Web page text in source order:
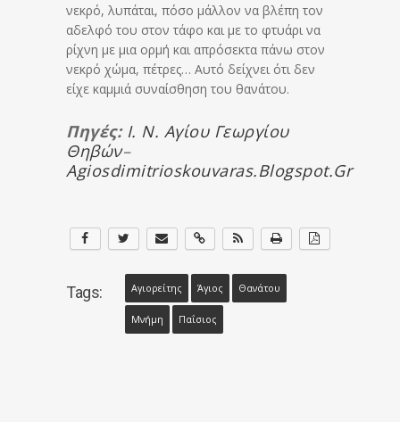
νεκρό, λυπάται, πόσο μάλλον να βλέπη τον
αδελφό του στον τάφο και με το φτυάρι να
ρίχνη με μια ορμή και απρόσεκτα πάνω στον
νεκρό χώμα, πέτρες… Αυτό δείχνει ότι δεν
είχε καμμιά συναίσθηση του θανάτου.
Πηγές: Ι. Ν. Αγίου Γεωργίου
Θηβών–
Agiosdimitrioskouvaras.blogspot.gr
Tags: Αγιορείτης Άγιος Θανάτου
Μνήμη Παΐσιος